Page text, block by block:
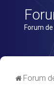
Forum
Forum